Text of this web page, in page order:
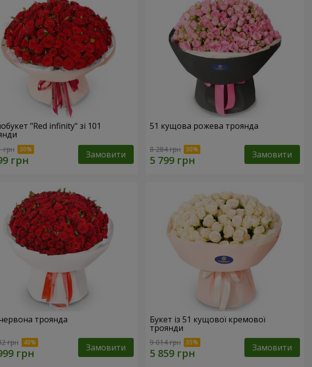
"Red infinity" зі 101
грн Замовити
51 кущова рожева троянда
8 284 грн Замовити
троянда
грн Замовити
Букет із 51 кущової кремової
троянди
9 014 грн Замовити